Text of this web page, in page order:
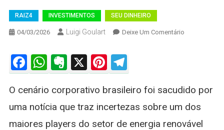
RAIZ4 INVESTIMENTOS SEU DINHEIRO
04/03/2026 Luigi Goulart Deixe Um ComentárioOn
Cosan
Shell
Interrompem
Facebook
WhatsApp
Evernote
X Pinterest
Telegram
O cenário corporativo brasileiro foi sacudido por
uma notícia que traz incertezas sobre um dos
maiores players do setor de energia renovável